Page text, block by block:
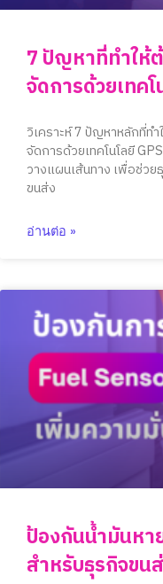
7 ปัญหาที่ทำให้
จัดการด้วยเทคโ
วิเคราะห์ 7 ปัญหาหลักที่ท
จัดการด้วยเทคโนโลยี
วางแผนเส้นทาง เพื่อช่ว
ขนส่ง
อ่านต่อ »
ป้องกันน้ำมันหา
สำหรับธุรกิจขน